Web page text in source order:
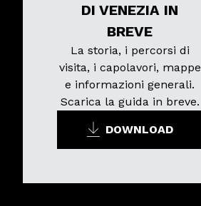
DI VENEZIA IN
BREVE
La storia, i percorsi di
visita, i capolavori, mappe
e informazioni generali.
Scarica la guida in breve.
DOWNLOAD